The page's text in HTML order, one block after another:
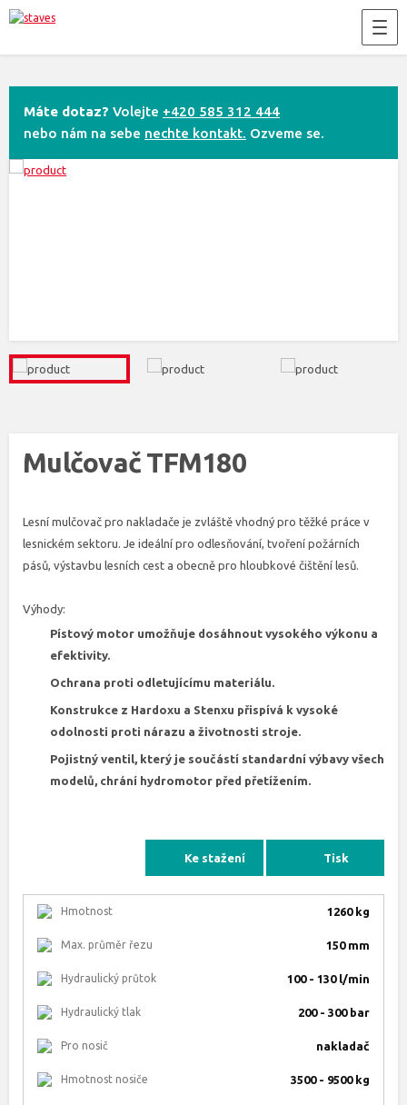
Máte dotaz? Volejte +420 585 312 444
nebo nám na sebe nechte kontakt. Ozveme se.
Mulčovač TFM180
Lesní mulčovač pro nakladače je zvláště vhodný pro těžké práce v
lesnickém sektoru. Je ideální pro odlesňování, tvoření požárních
pásů, výstavbu lesních cest a obecně pro hloubkové čištění lesů.
Výhody:
Pístový motor umožňuje dosáhnout vysokého výkonu a
efektivity.
Ochrana proti odletujícímu materiálu.
Konstrukce z Hardoxu a Stenxu přispívá k vysoké
odolnosti proti nárazu a životnosti stroje.
Pojistný ventil, který je součástí standardní výbavy všech
modelů, chrání hydromotor před přetížením.
Ke stažení Tisk
Hmotnost 1260 kg
Max. průměr řezu 150 mm
Hydraulický průtok 100 - 130 l/min
Hydraulický tlak 200 - 300 bar
Pro nosič nakladač
Hmotnost nosiče 3500 - 9500 kg